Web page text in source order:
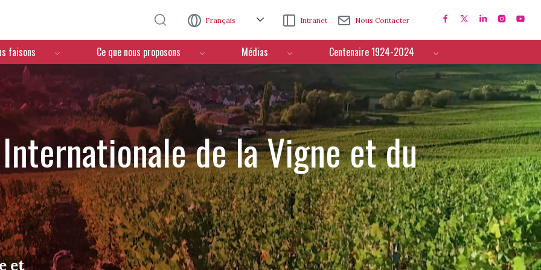
Français Intranet Nous Contacter
faisons Ce que nous proposons Médias Centenaire 1924-2024
de la Vigne et du
et